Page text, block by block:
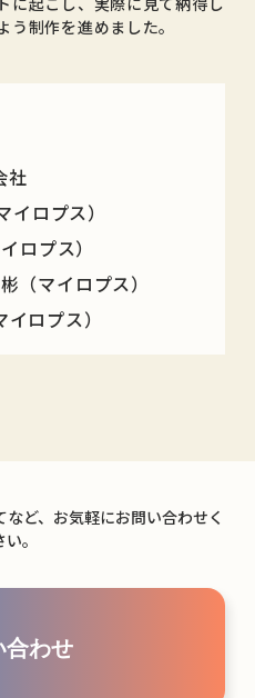
制作を進めました。
社
ロプス）
ロプス）
マイロプス）
ロプス）
ど、お気軽にお問い合わせく
。
合わせ